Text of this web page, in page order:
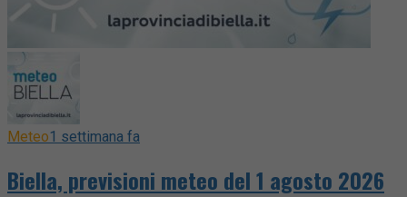
Meteo1 settimana fa
Biella, previsioni meteo del 1 agosto 2026